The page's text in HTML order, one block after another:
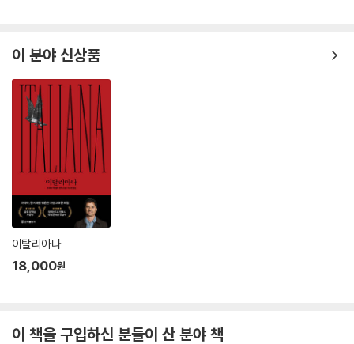
어보고 싶었다. 하지만 경찰 우두머리를 자기 개만큼이나 악한 존재로 여
기는 사람에게서는 아무것도 얻어 낼 수 없다는 것을 깨달았다. 그리고 노
인이 틀린 것도 아니라고 생각했다. 수 세기 동안 바르젤로들은 노인과 같
은 사람들을 물어뜯었다. 어쩌면 그가 말했듯이 먼저 안심시켰다가 물어뜯
곤 했을지도 모른다. 강탈을 하고 전횡을 일삼는 권력의 도구, 바르젤로들
이 그 이상이었던 적이 한 번이라도 있었던가?
--- p.110
샤샤에게 시칠리아는 단순한 고향이나 작품의 배경이 아니었다. 그곳은 권
력, 불평등, 침묵, 부패가 응축된 현실의 축소판이었다. 그는 시칠리아를
이해하는 일이 곧 세계를 이해하는 일이라고 보았다. 『올빼미의 낮』 이후
에도 『각자의 몫』, 『토도 모도』 등 잘로 형식을 변주한 작품들을 통해 마피
아와 권력의 공모, 국가 정치까지 오염시키는 부패의 구조를 집요하게 파
헤쳤다. 또한 하원 의원으로 활동하며 자신의 문학이 지향한 정의와 진실
의 문제를 현실 정치의 영역에서도 놓지 않았다. 시칠리아인들과 이탈리아
인들에게 샤샤는 이성과 진실을 대변하는 작가, 부패가 통치의 불변 조건
이 아님을 일깨운 도덕적 지식인으로 기억된다.
시칠리아의 버스 정류장에서 시작된 침묵의 사건
시칠리아의 작은 마을. 이른 아침, 버스 정류장에서 건설조합장 콜라스베
못했다고 말한다. 마을 사람들도 입을 닫는다. 사건을 맡은 이는 북부 파르
이 분야 신상품
이탈리아나
18,000원
이 책을 구입하신 분들이 산 분야 책